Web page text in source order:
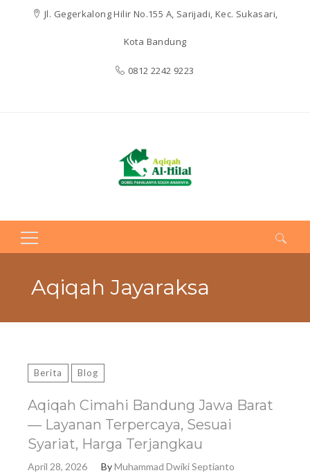
Jl. Gegerkalong Hilir No.155 A, Sarijadi, Kec. Sukasari,
Kota Bandung
0812 2242 9223
Search
Aqiqah Jayaraksa
Berita Blog
Aqiqah Cimahi Bandung Jawa Barat
— Layanan Terpercaya, Sesuai
Syariat, Harga Terjangkau
April 28, 2026 ByMuhammad Dwiki Septianto